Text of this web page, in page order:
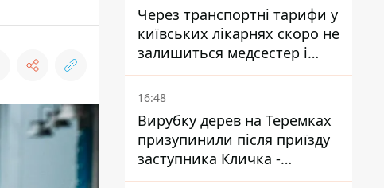
Через транспортні тарифи у
київських лікарнях скоро не
залишиться медсестер і
санітарок - професор
Голубовська
16:48
Вирубку дерев на Теремках
призупинили після приїзду
заступника Кличка -
почався діалог